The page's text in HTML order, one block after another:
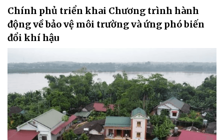
Chính phủ triển khai Chương trình hành
động về bảo vệ môi trường và ứng phó biến
đổi khí hậu